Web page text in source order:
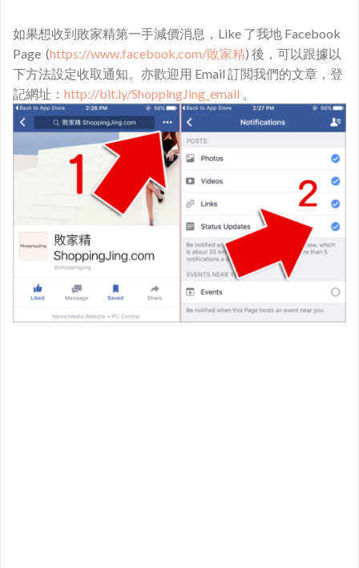
如果想收到敗家精第一手減價消息，Like 了我地 Facebook
Page (https://www.facebook.com/敗家精) 後，可以跟據以
下方法設定收取通知。亦歡迎用 Email 訂閲我們的文章，登
記網址： http://bit.ly/ShoppingJing_email 。